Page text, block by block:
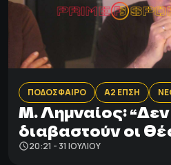
ΠΟΔΟΣΦΑΙΡΟ Α2 ΕΠΣΗ
Μ. Λημναίος:
διαβαστούν οι
20:21 - 31 ΙΟΥΛΊΟΥ